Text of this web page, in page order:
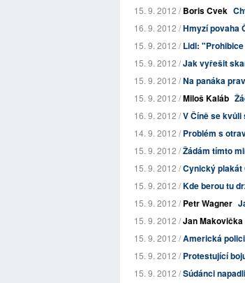
15. 9. 2012 /Boris Cvek
16. 9. 2012 /Hmyzí povaha
15. 9. 2012 /Lidl:
15. 9. 2012 /Jak vyřešit
15. 9. 2012 /Na panáka
15. 9. 2012 /Miloš Kaláb
16. 9. 2012 /V Číně se
14. 9. 2012 /Problém s
15. 9. 2012 /Žádám tímto
15. 9. 2012 /Cynický plakát
15. 9. 2012 /Kde berou tu
15. 9. 2012 /Petr Wagner
15. 9. 2012 /Jan Makovička
15. 9. 2012 /Americká
15. 9. 2012 /Protestující
15. 9. 2012 /Súdánci